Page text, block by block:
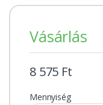
Vásárlás
8 575 Ft
Mennyiség